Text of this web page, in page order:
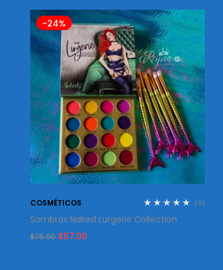
-24%
COSMÉTICOS (0)
Sombras Naked Lurgerie Collection
$75.00 Original
price
$57.00